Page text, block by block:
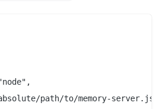
path/to/memory-